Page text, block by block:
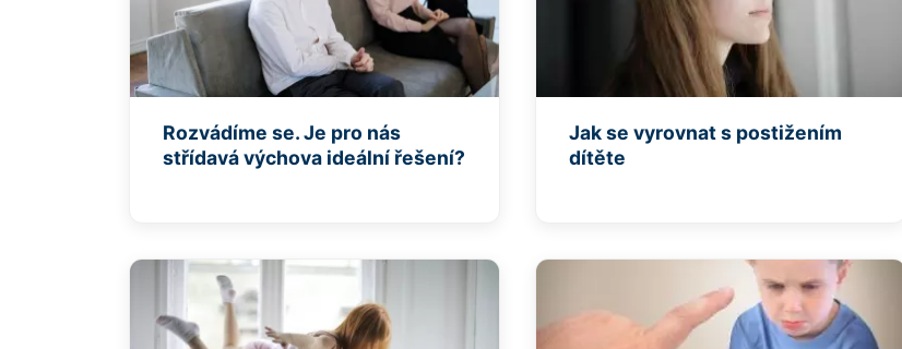
Rozvádíme se. Je pro nás
střídavá výchova ideální řešení?
Jak se vyrovnat s postižením
dítěte